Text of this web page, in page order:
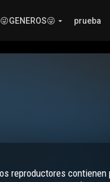
😜GENEROS😜 prueba